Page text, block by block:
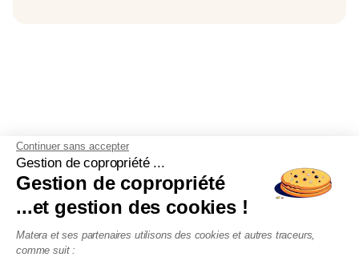
Découvrez nos
actualités
Continuer sans accepter
Gestion de copropriété ...
Gestion de copropriété
...et gestion des cookies !
Matera et ses partenaires utilisons des cookies et autres traceurs,
comme suit :